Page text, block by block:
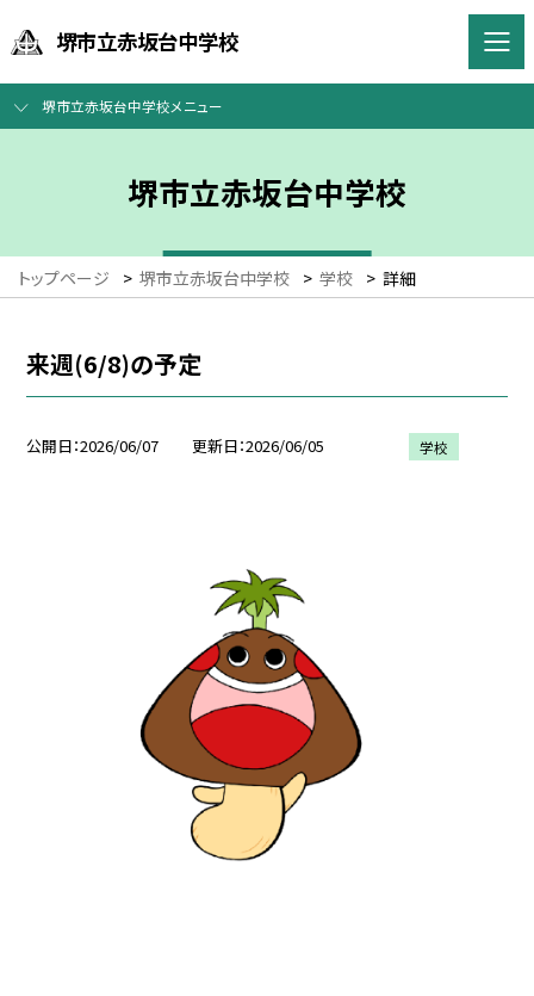
堺市立赤坂台中学校
堺市立赤坂台中学校メニュー
堺市立赤坂台中学校
トップページ > 堺市立赤坂台中学校 > 学校 > 詳細
来週(6/8)の予定
公開日 2026/06/07 更新日 2026/06/05 学校